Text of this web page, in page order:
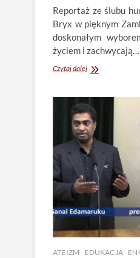
Reportaż ze ślubu
Bryx w pięknym
doskonałym
życiem i zachwycają…
Czytaj dalejŚlub
Pałacu
Krasiczyn.
Humanist
wedding
in
Krasiczyn
Castle
ATEIZM EDUKACJA